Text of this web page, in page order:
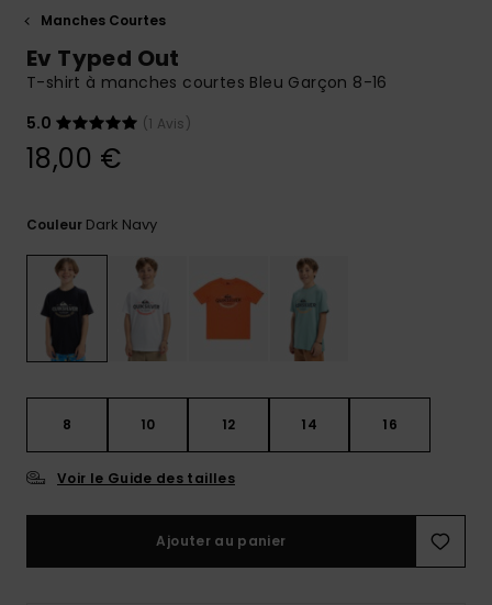
obtenir la
plus rapide
à votre
Démarrer
questions
les plus
fréquentes
et notre
formulaire
contact.
Consulter
la FAQ
Manches Courtes
Ev Typed Out
T-shirt à manches courtes Bleu Garçon 8-16
5.0
(1 Avis)
18,00 €
Couleur Dark Navy
8 10 12 14 16
Voir le Guide des tailles
Ajouter au panier